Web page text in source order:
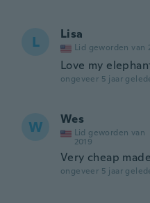
L Lisa
Lid geworden van
Love my
ongeveer 5 jaar
W Wes
Lid geworden van
2019
Very cheap
ongeveer 5 jaar